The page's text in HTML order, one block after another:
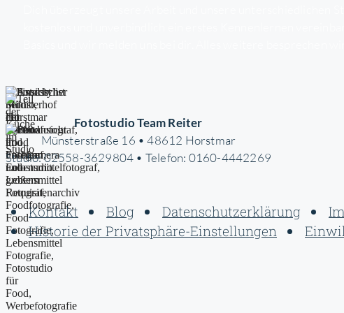
Fotostudio Team Reiter
Münsterstraße 16 • 48612 Horstmar
Studio: 02558-3629804 • Telefon: 0160-4442269
Kontakt Blog Datenschutzerklärung
Historie der Privatsphäre-Einstellungen